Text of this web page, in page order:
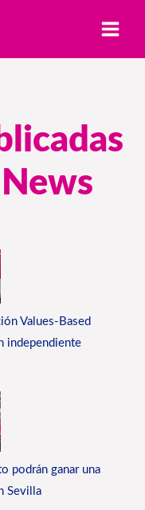
Values-Based
independiente
podrán ganar una
Sevilla